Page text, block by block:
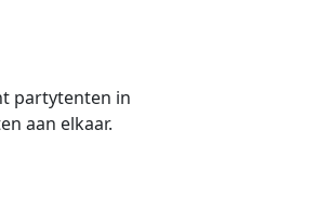
partytenten in
aan elkaar.